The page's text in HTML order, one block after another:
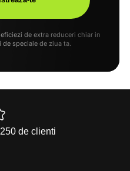
de extra reduceri chiar in
speciale de ziua ta.
de clienti